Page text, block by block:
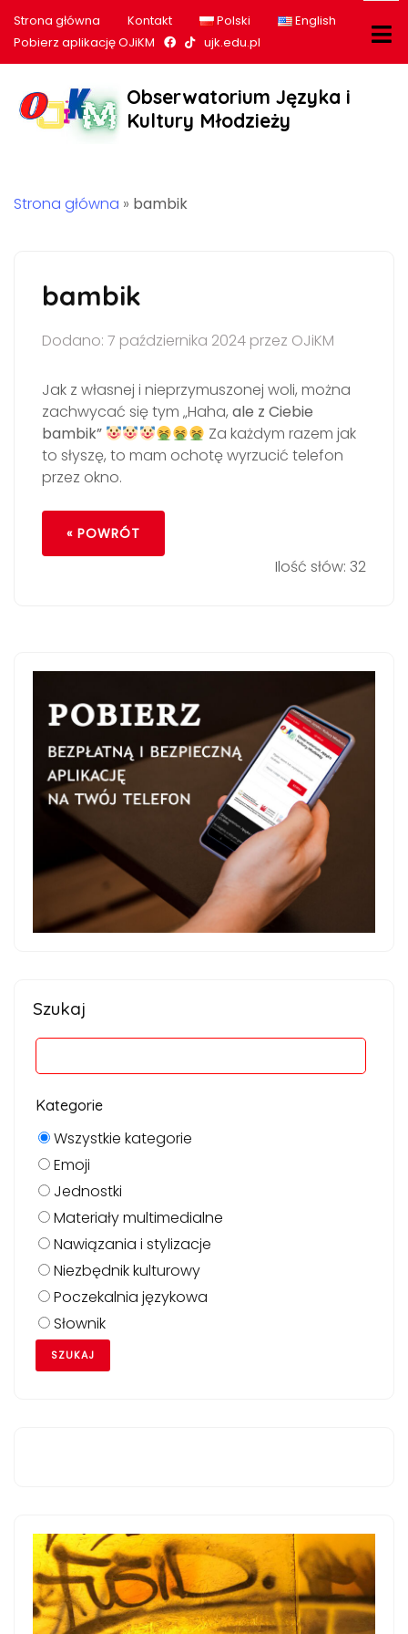
Strona główna Kontakt Polski
English
Pobierz aplikację OJiKM
Nasz profil na Facebook
Nasz profil na tiktok
ujk.edu.pl
Obserwatorium Języka i
Kultury Młodzieży
Strona główna » bambik
bambik
Dodano: 7 października 2024 przez OJiKM
Jak z własnej i nieprzymuszonej woli, można
zachwycać się tym „Haha, ale z Ciebie
bambik”
Za każdym razem jak
to słyszę, to mam ochotę wyrzucić telefon
przez okno.
« POWRÓT
Ilość słów: 32
Szukaj
Kategorie
Wszystkie kategorie
Emoji
Jednostki
Materiały multimedialne
Nawiązania i stylizacje
Niezbędnik kulturowy
Poczekalnia językowa
Słownik